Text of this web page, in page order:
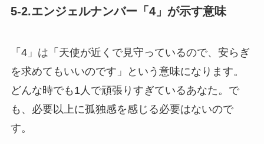
5-2.エンジェルナンバー「4」が示す意味
「4」は「天使が近くで見守っているので、安らぎ
を求めてもいいのです」という意味になります。
どんな時でも1人で頑張りすぎているあなた。で
も、必要以上に孤独感を感じる必要はないので
す。